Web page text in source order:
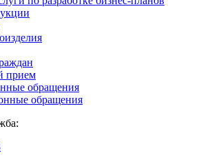
прием
обращения
обращения